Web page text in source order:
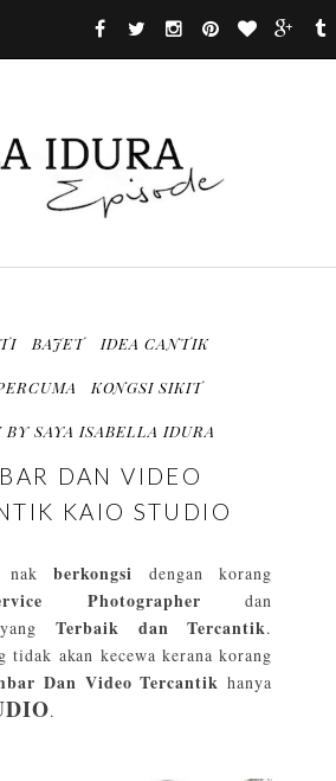
BAJET IDEA CANTIK
KONGSI SIKIT
BY SAYA ISABELLA IDURA
DAN VIDEO
KAIO STUDIO
nakberkongsi dengan korang
Photographer dan
Terbaik dan Tercantik.
tidak akan kecewa kerana korang
Dan Video Tercantik hanya
.